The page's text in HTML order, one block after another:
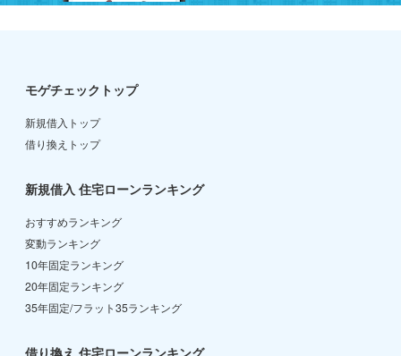
モゲチェックトップ
新規借入トップ
借り換えトップ
新規借入 住宅ローンランキング
おすすめランキング
変動ランキング
10年固定ランキング
20年固定ランキング
35年固定/フラット35ランキング